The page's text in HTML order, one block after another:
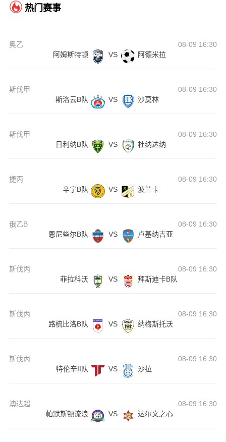
热门赛事
奥乙
08-09 16:30
阿姆斯特顿
VS 阿德米拉
斯伐甲
08-09 16:30
斯洛云B队
VS 沙莫林
斯伐甲
08-09 16:30
日利纳B队
VS 杜纳达纳
捷丙
08-09 16:30
辛宁B队
VS 波兰卡
俄乙B
08-09 16:30
恩尼些尔B队
VS 卢基纳吉亚
斯伐丙
08-09 16:30
菲拉科沃
VS 拜斯迪卡B队
斯伐丙
08-09 16:30
路梳比洛B队
VS 纳梅斯托沃
斯伐丙
08-09 16:30
特伦辛II队
VS 沙拉
澳达超
08-09 16:30
帕默斯顿流浪
VS 达尔文之心